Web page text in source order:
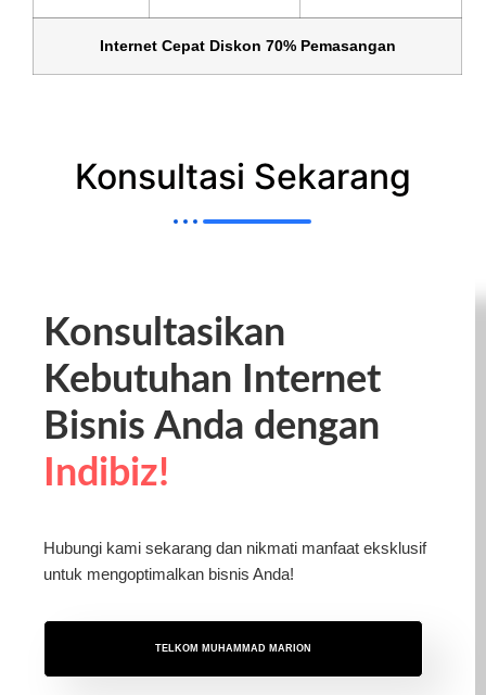
Internet Cepat Diskon 70% Pemasangan
Konsultasi Sekarang
Konsultasikan
Kebutuhan Internet
Bisnis Anda dengan
Indibiz!
Hubungi kami sekarang dan nikmati manfaat eksklusif
untuk mengoptimalkan bisnis Anda!
TELKOM MUHAMMAD MARION